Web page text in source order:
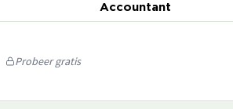
Accountant
Probeer gratis